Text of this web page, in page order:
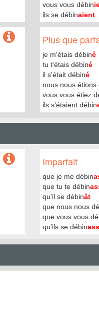
vous vous débin
ils se débinaient
Plus que
je m'étais débiné
tu t'étais débiné
il s'était débiné
nous nous étions
vous vous étiez
ils s'étaient débin
Imparfait
que je me débin
que tu te débin
qu'il se débinât
que nous nous
que vous vous
qu'ils se débin